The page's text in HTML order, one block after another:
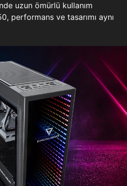
uzun ömürlü kullanım
performans ve tasarımı aynı